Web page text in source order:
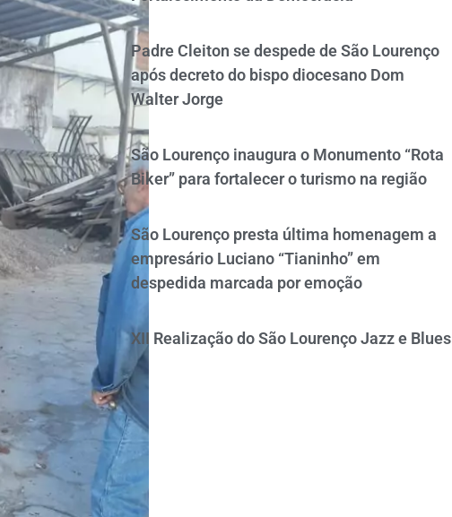
Padre Cleiton se despede de São Lourenço
após decreto do bispo diocesano Dom
Walter Jorge
São Lourenço inaugura o Monumento “Rota
Biker” para fortalecer o turismo na região
São Lourenço presta última homenagem a
empresário Luciano “Tianinho” em
despedida marcada por emoção
XII Realização do São Lourenço Jazz e Blues